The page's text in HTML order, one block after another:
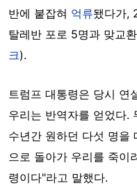
반에 붙잡혀 억류됐다가,
탈레반 포로 5명과 맞교
크).
트럼프 대통령은 당시 연
우리는 반역자를 얻었다.
수년간 원하던 다섯 명을
으로 돌아가 우리를 죽이
령이다"라고 말했다.